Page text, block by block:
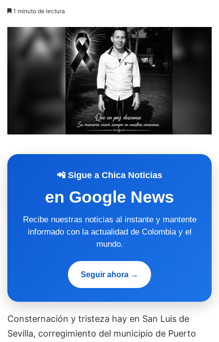
1 minuto de lectura
📲 Sigue a Chica Noticias
en Google News
Recibe nuestras noticias al instante y mantente
informado con la actualidad de Colombia y el
mundo.
Seguir ahora →
Consternación y tristeza hay en San Luis de
Sevilla, corregimiento del municipio de Puerto